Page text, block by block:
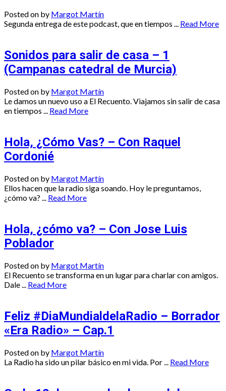
Posted on by Margot Martín
Segunda entrega de este podcast, que en tiempos ... Read More
Sonidos para salir de casa – 1
(Campanas catedral de Murcia)
Posted on by Margot Martín
Le damos un nuevo uso a El Recuento. Viajamos sin salir de casa
en tiempos ... Read More
Hola, ¿Cómo Vas? – Con Raquel
Cordonié
Posted on by Margot Martín
Ellos hacen que la radio siga soando. Hoy le preguntamos,
¿cómo va? ... Read More
Hola, ¿cómo va? – Con Jose Luis
Poblador
Posted on by Margot Martín
El Recuento se transforma en un lugar para charlar con amigos.
Dale ... Read More
Feliz #DiaMundialdelaRadio – Borrador
«Era Radio» – Cap.1
Posted on by Margot Martín
La Radio ha sido un pilar básico en mi vida. Por ...
Read More